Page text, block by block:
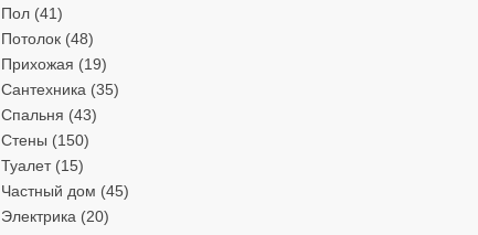
Пол(41)
Потолок(48)
Прихожая (19)
Сантехника (35)
Спальня (43)
Стены (150)
Туалет(15)
Частный дом (45)
Электрика (20)